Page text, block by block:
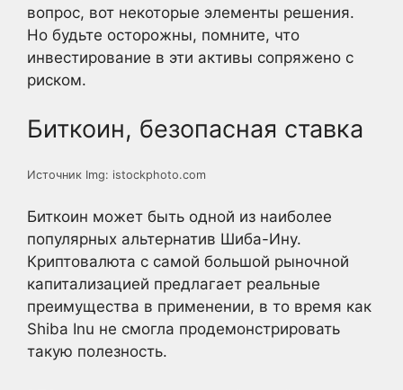
вопрос, вот некоторые элементы решения.
Но будьте осторожны, помните, что
инвестирование в эти активы сопряжено с
риском.
Биткоин, безопасная ставка
Источник Img: istockphoto.com
Биткоин может быть одной из наиболее
популярных альтернатив Шиба-Ину.
Криптовалюта с самой большой рыночной
капитализацией предлагает реальные
преимущества в применении, в то время как
Shiba Inu не смогла продемонстрировать
такую полезность.